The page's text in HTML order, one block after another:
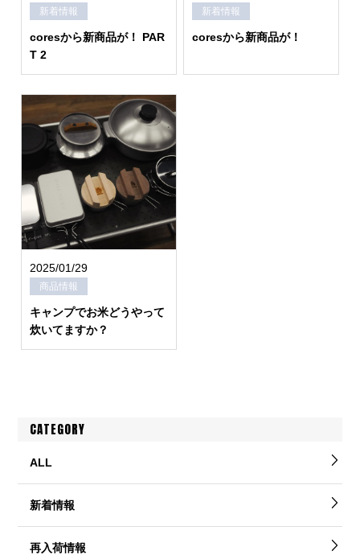
新着情報
coresから新商品が！ PAR
T 2
新着情報
coresから新商品が！
2025/01/29
商品情報
キャンプでお米どうやって
炊いてますか？
CATEGORY
ALL
新着情報
再入荷情報